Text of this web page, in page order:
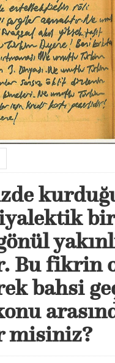
bir
Bu fikrin
bahsi
misiniz?